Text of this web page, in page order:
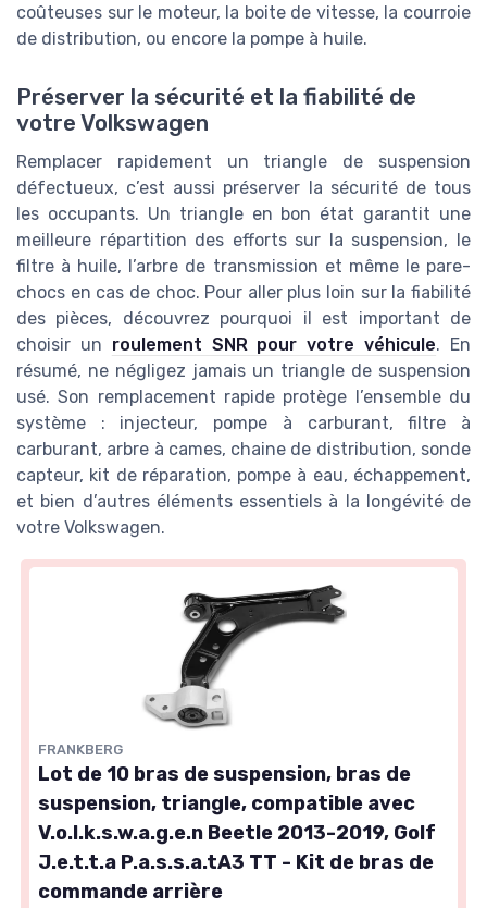
coûteuses sur le moteur, la boite de vitesse, la courroie
de distribution, ou encore la pompe à huile.
Préserver la sécurité et la fiabilité de
votre Volkswagen
Remplacer rapidement un triangle de suspension
défectueux, c’est aussi préserver la sécurité de tous
les occupants. Un triangle en bon état garantit une
meilleure répartition des efforts sur la suspension, le
filtre à huile, l’arbre de transmission et même le pare-
chocs en cas de choc. Pour aller plus loin sur la fiabilité
des pièces, découvrez pourquoi il est important de
choisir un roulement SNR pour votre véhicule. En
résumé, ne négligez jamais un triangle de suspension
usé. Son remplacement rapide protège l’ensemble du
système : injecteur, pompe à carburant, filtre à
carburant, arbre à cames, chaine de distribution, sonde
capteur, kit de réparation, pompe à eau, échappement,
et bien d’autres éléments essentiels à la longévité de
votre Volkswagen.
FRANKBERG
Lot de 10 bras de suspension, bras de
suspension, triangle, compatible avec
V.o.l.k.s.w.a.g.e.n Beetle 2013-2019, Golf
J.e.t.t.a P.a.s.s.a.tA3 TT - Kit de bras de
commande arrière